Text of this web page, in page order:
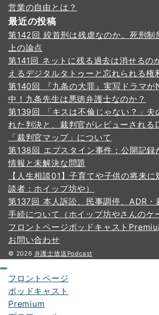
営業の自由とは？
最近の投稿
第142回 絞首刑は残虐なのか。死刑制
上の論点
第141回 ネットに残る過去は消せるの
えるデジタルタトゥーと忘れられる権
第140回 『九条の大罪』実写ドラマ
中！九条先生は悪徳弁護士なのか？
第139回 「キスは不倫じゃない？」夫
れた判決と、裁判官がレビューされる
「裁判官マップ」について
第138回 エプスタイン事件：公開記録
情報と未解決な問題
【人生相談01】子育てや子供の将来
談者：ホイップ坊や）
第137回 本人訴訟、民事調停、ADR・
手続について（ホイップ坊やさんのケ
フロントページポッドキャスト
お問い合わせ
© 2026 弁護士放送Podcast
フロントページ
ポッドキャスト
Premium